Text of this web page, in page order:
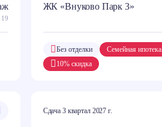
19
ЖК «Внуково Парк 3»
10% скидка
Без отделки Семейная ипотека
Сдача 3 квартал 2027 г.